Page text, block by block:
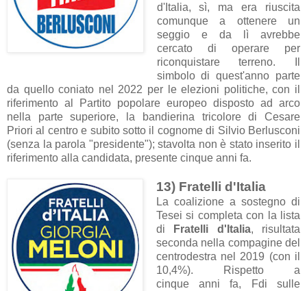
d'Italia, sì, ma era riuscita
comunque a ottenere un
seggio e da lì avrebbe
cercato di operare per
riconquistare terreno. Il
simbolo di quest'anno parte
da quello coniato nel 2022 per le elezioni politiche, con il
riferimento al Partito popolare europeo disposto ad arco
nella parte superiore, la bandierina tricolore di Cesare
Priori al centro e subito sotto il cognome di Silvio Berlusconi
(senza la parola "presidente"); stavolta non è stato inserito il
riferimento alla candidata, presente cinque anni fa.
13) Fratelli d'Italia
La coalizione a sostegno di
Tesei si completa con la lista
di
Fratelli d'Italia, risultata
seconda nella compagine del
centrodestra nel 2019 (con il
10,4%). Rispetto a
cinque anni fa, Fdi sulle